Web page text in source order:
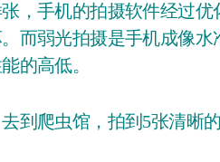
而弱光拍摄是手机成像
的高低。
爬虫馆，拍到5张清晰